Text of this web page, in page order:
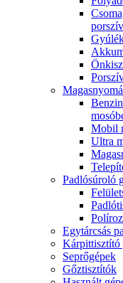
Mobil
Ultra
Padlósúroló
Egytárcsás
Kárpittisztító
Seprőgépek
Gőztisztítók